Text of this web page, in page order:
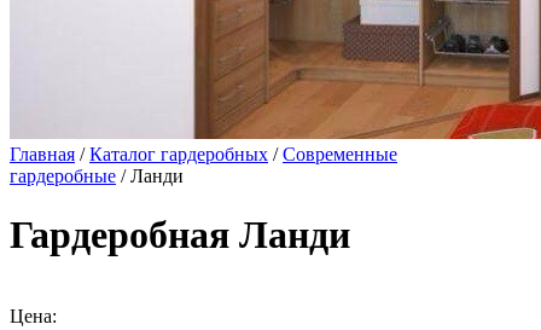
Главная /Каталог гардеробных /Современные
гардеробные / Ланди
Гардеробная Ланди
Цена: